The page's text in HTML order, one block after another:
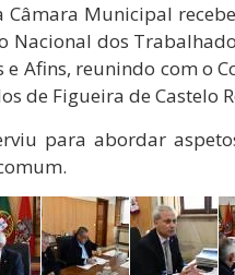
Câmara Municipal
Nacional dos
e Afins, reunindo com o
de Figueira de Castelo
para abordar